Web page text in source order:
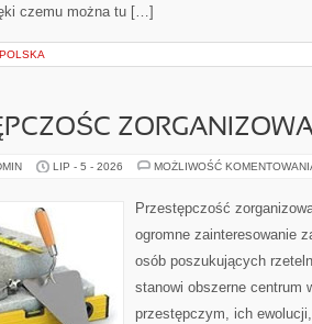
czemu można tu […]
POLSKA
LIP - 5 - 2026 MOŻLIWOŚĆ
Przestępczość
ogromne zainteresowanie
osób poszukujących
stanowi obszerne centrum
przestępczym, ich